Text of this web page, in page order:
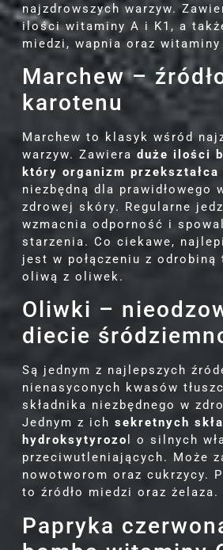
najzdrowszych warzyw.
ilości witaminy A i K1, a
miedzi, wapnia oraz witaminy
Marchew –
karotenu
Marchew to klasyk wśród
warzyw. Zawiera duże ilości
który organizm przekształca
niezbędną dla prawidłowego
zdrowej skóry. Regularne
wzmacnia odporność i
starzenia. Co ciekawe,
jest w połączeniu z odrobiną
oliwą z oliwek.
Oliwki –
diecie
Są jednym z najlepszych
nienasyconych kwasów
składnika niezbędnego w
Jednym z ich sekretnych
hydroksytyrozo
l o silnych
przeciwutleniających. Może
nowotworom oraz cukrzycy.
to źródło miedzi oraz żelaza.
Papryka